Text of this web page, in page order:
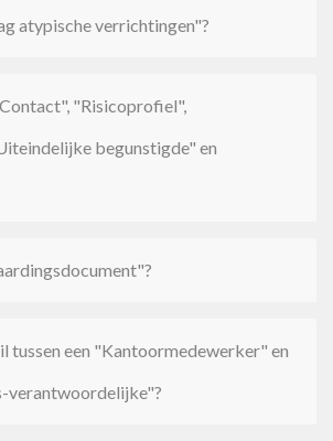
atypische verrichtingen"?
"Risicoprofiel",
begunstigde" en
tussen een "Kantoormedewerker" en
verantwoordelijke"?